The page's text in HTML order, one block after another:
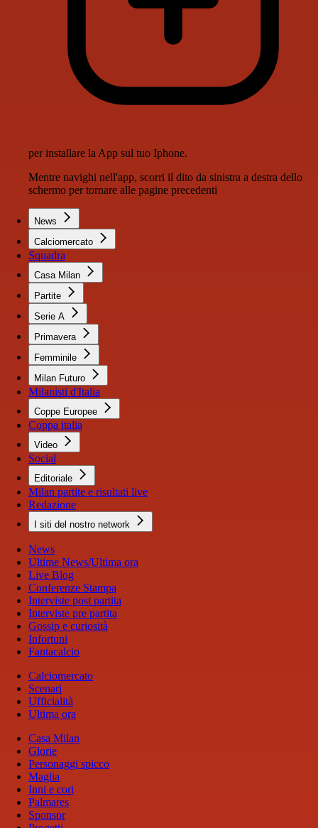
per installare la App sul tuo Iphone.
Mentre navighi nell'app, scorri il dito da sinistra a destra dello
schermo per tornare alle pagine precedenti
News
Calciomercato
Squadra
Casa Milan
Partite
Serie A
Primavera
Femminile
Milan Futuro
Milanisti d'Italia
Coppe Europee
Coppa italia
Video
Social
Editoriale
Milan partite e risultati live
Redazione
I siti del nostro network
News
Ultime News/Ultima ora
Live Blog
Conferenze Stampa
Interviste post partita
Interviste pre partita
Gossip e curiosità
Infortuni
Fantacalcio
Calciomercato
Scenari
Ufficialità
Ultima ora
Casa Milan
Glorie
Personaggi spicco
Maglia
Inni e cori
Palmares
Sponsor